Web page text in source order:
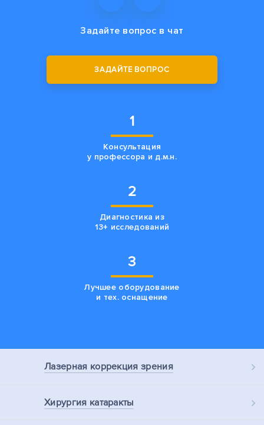
Задайте вопрос в чат
1
Консультация
у профессора и д.м.н.
2
Диагностика из
13+ исследований
3
Лучшее оборудование
и тех. оснащение
ЗАДАЙТЕ ВОПРОС
Лазерная коррекция зрения
Хирургия катаракты